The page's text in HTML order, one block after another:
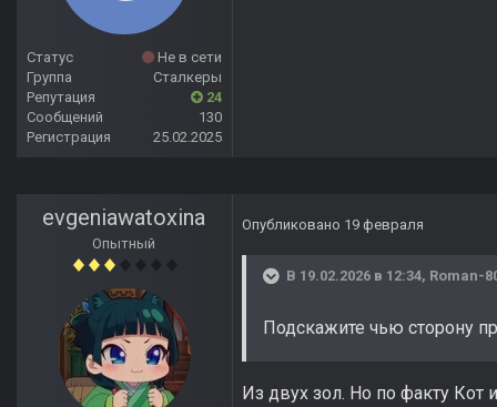
Статус
Не в сети
Группа
Сталкеры
Репутация
24
Сообщений
130
Регистрация
25.02.2025
evgeniawatoxina
Опытный
Опубликовано 19 февраля
В 19.02.2026 в 12:34, Roman-
Подскажите чью сторону
Из двух зол. Но по факту Кот